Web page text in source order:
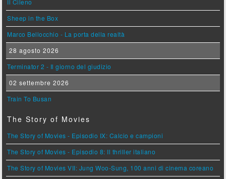
Il Cileno
Sheep in the Box
Marco Bellocchio - La porta della realtà
28 agosto 2026
Terminator 2 - Il giorno del giudizio
02 settembre 2026
Train To Busan
The Story of Movies
The Story of Movies - Episodio IX: Calcio e campioni
The Story of Movies - Episodio 8: Il thriller italiano
The Story of Movies VII: Jung Woo-Sung, 100 anni di cinema coreano